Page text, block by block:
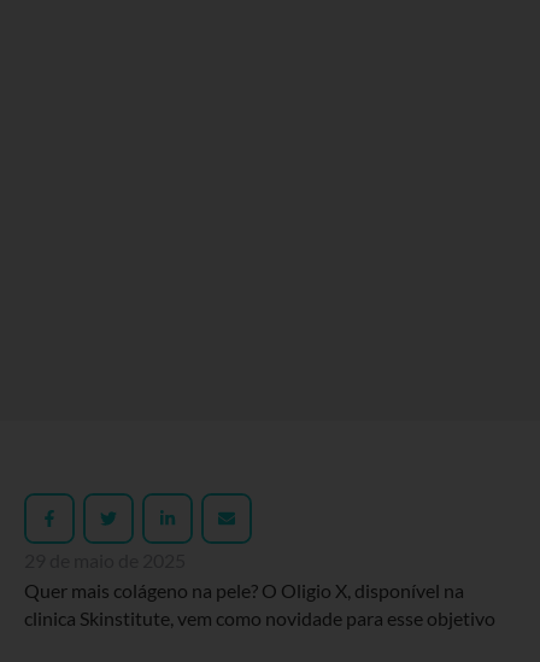
Quer mais colágeno na pele? O Oligio X, disponível na
clinica Skinstitute, vem como novidade para esse objetivo